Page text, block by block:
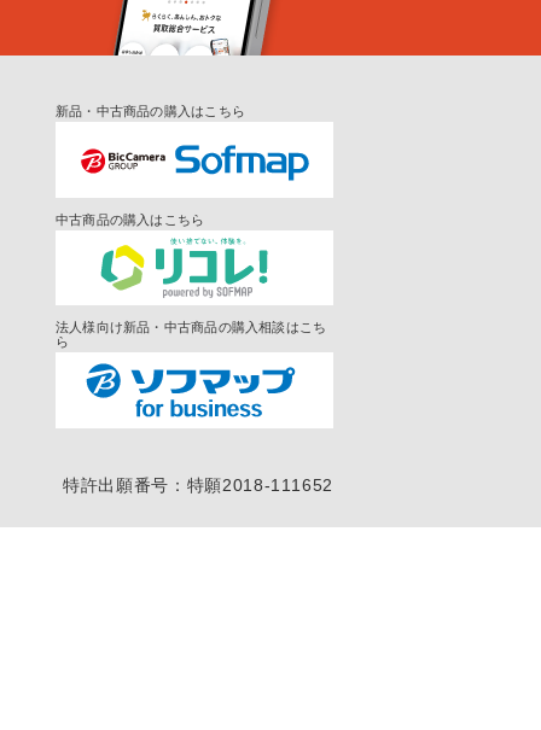
新品・中古商品の購入はこちら
中古商品の購入はこちら
法人様向け新品・中古商品の購入相談はこち
ら
特許出願番号：特願2018-111652